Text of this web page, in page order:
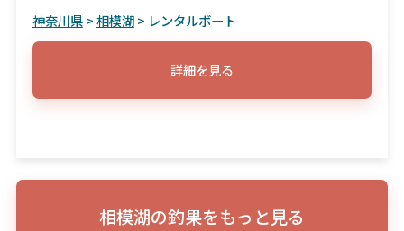
神奈川県>相模湖> レンタルボート
詳細を見る
相模湖の釣果をもっと見る